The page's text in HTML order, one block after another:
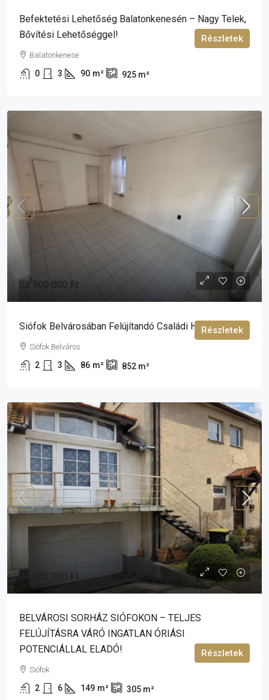
Befektetési Lehetőség Balatonkenesén – Nagy Telek,
Bővítési Lehetőséggel!
Balatonkenese
0 3 90 m² 925 m²
Részletek
72 900 000 Ft
Siófok Belvárosában Felújítandó Családi Ház Eladó
Siófok Belváros
2 3 86 m² 852 m²
Részletek
84 900 000 Ft
BELVÁROSI SORHÁZ SIÓFOKON – TELJES
FELÚJÍTÁSRA VÁRÓ INGATLAN ÓRIÁSI
POTENCIÁLLAL ELADÓ!
Siófok
2 6 149 m² 305 m²
Részletek